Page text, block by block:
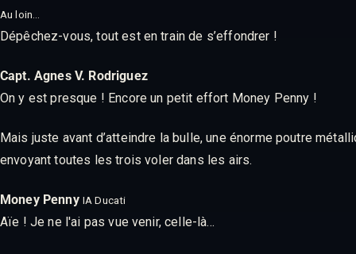
Au loin…
Dépêchez-vous, tout est en train de s’effondrer !
Capt. Agnes V. Rodriguez
On y est presque ! Encore un petit effort Money Penny !
Mais juste avant d’atteindre la bulle, une énorme poutre
envoyant toutes les trois voler dans les airs.
Money Penny IA Ducati
Aïe ! Je ne l'ai pas vue venir, celle-là…